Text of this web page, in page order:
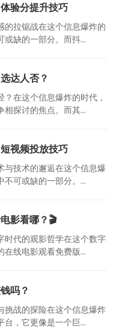
验分提升技巧
的拉锯战在这个信息爆炸的
缺的一部分。而抖...
达人否？
在这个信息爆炸的时代，
探讨的焦点。而其...
视频投放技巧
与技术的邂逅在这个信息爆
可或缺的一部分。...
影看哪？🎬
时代的观影哲学在这个数字
线电影观看免费版...
吗？
挑战的探险在这个信息爆炸
，它更像是一个巨...